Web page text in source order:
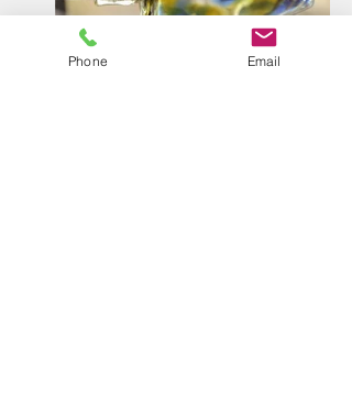
Phone Email